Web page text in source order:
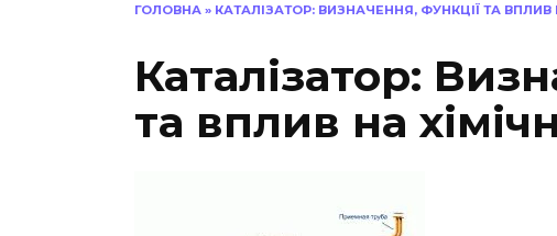
ГОЛОВНА » КАТАЛІЗАТОР: ВИЗНАЧЕННЯ, ФУНКЦІЇ ТА ВПЛИВ
Каталізатор:
та вплив на